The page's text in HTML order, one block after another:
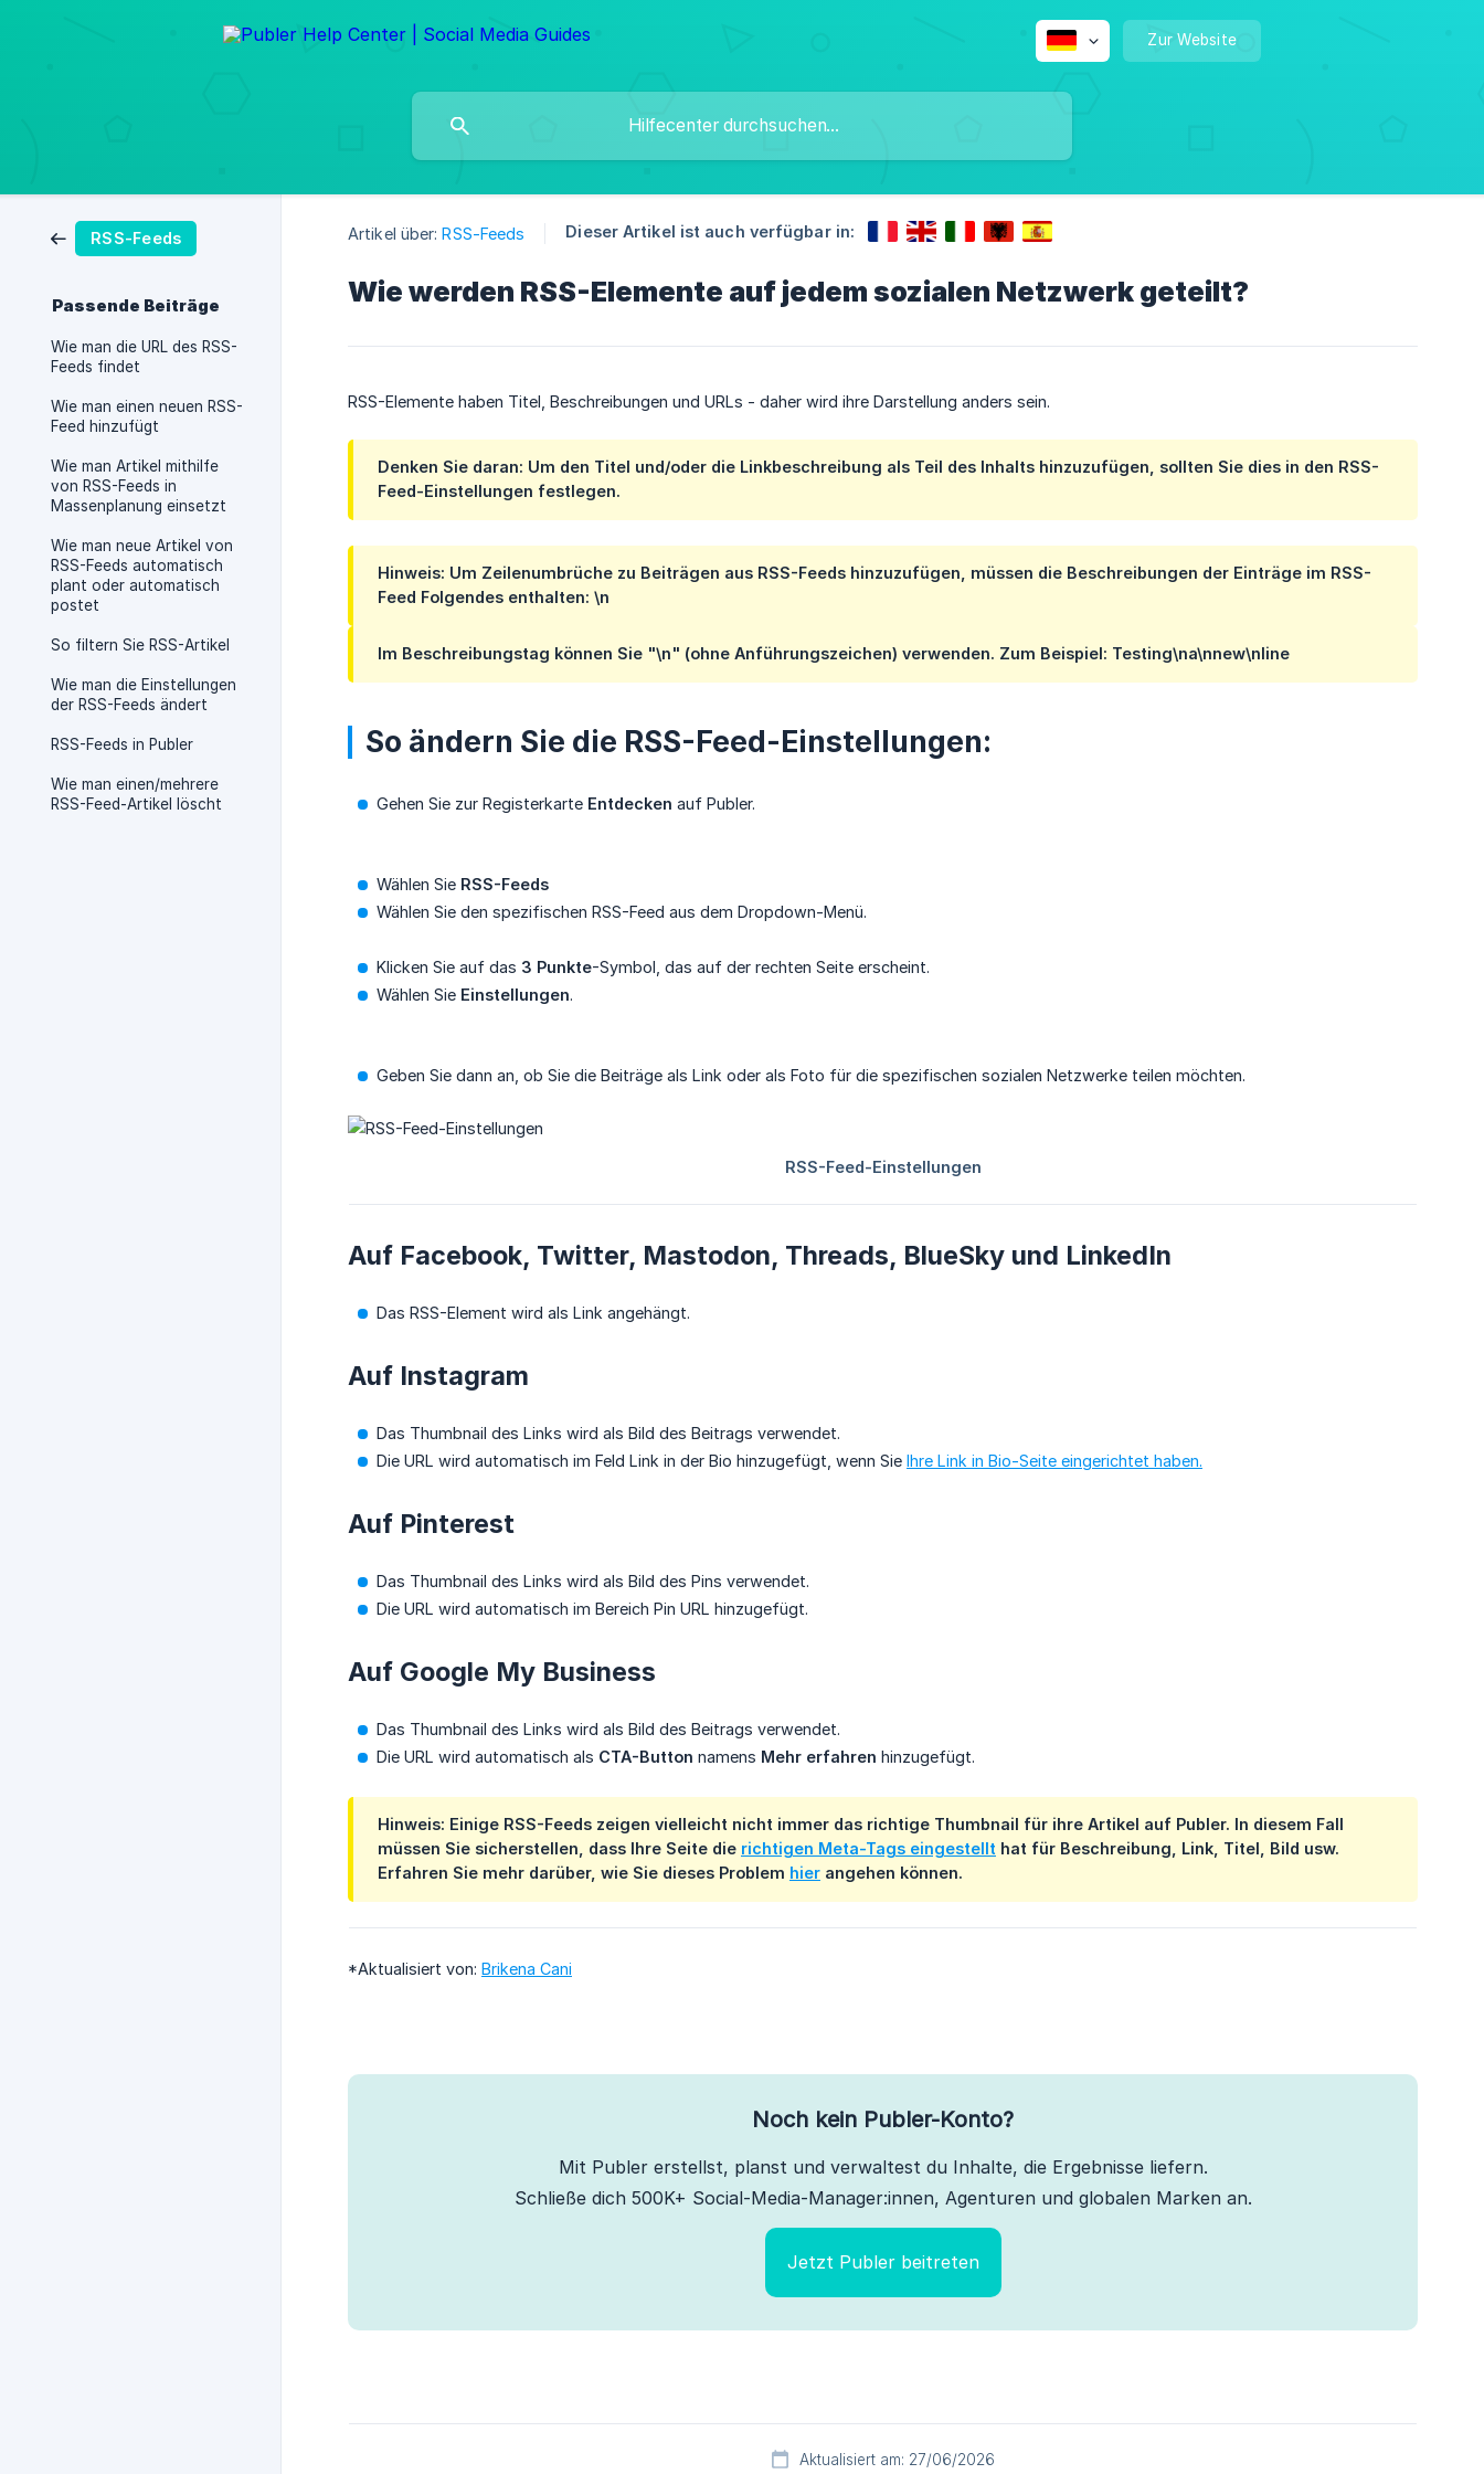
Zur Website
RSS-Feeds
Passende Beiträge
Wie man die URL des RSS-
Feeds findet
Wie man einen neuen RSS-
Feed hinzufügt
Wie man Artikel mithilfe
von RSS-Feeds in
Massenplanung einsetzt
Wie man neue Artikel von
RSS-Feeds automatisch
plant oder automatisch
postet
So filtern Sie RSS-Artikel
Wie man die Einstellungen
der RSS-Feeds ändert
RSS-Feeds in Publer
Wie man einen/mehrere
RSS-Feed-Artikel löscht
Artikel über: RSS-Feeds Dieser Artikel ist auch verfügbar in:
Wie werden RSS-Elemente auf jedem sozialen Netzwerk geteilt?
RSS-Elemente haben Titel, Beschreibungen und URLs - daher wird ihre Darstellung anders sein.
Denken Sie daran: Um den Titel und/oder die Linkbeschreibung als Teil des Inhalts hinzuzufügen, sollten Sie dies in den RSS-
Feed-Einstellungen festlegen.
Hinweis: Um Zeilenumbrüche zu Beiträgen aus RSS-Feeds hinzuzufügen, müssen die Beschreibungen der Einträge im RSS-
Feed Folgendes enthalten: \n
Im Beschreibungstag können Sie "\n" (ohne Anführungszeichen) verwenden. Zum Beispiel: Testing\na\nnew\nline
So ändern Sie die RSS-Feed-Einstellungen:
Gehen Sie zur Registerkarte Entdecken auf Publer.
Wählen Sie RSS-Feeds
Wählen Sie den spezifischen RSS-Feed aus dem Dropdown-Menü.
Klicken Sie auf das 3 Punkte-Symbol, das auf der rechten Seite erscheint.
Wählen Sie Einstellungen.
Geben Sie dann an, ob Sie die Beiträge als Link oder als Foto für die spezifischen sozialen Netzwerke teilen möchten.
Auf Facebook, Twitter, Mastodon, Threads, BlueSky und LinkedIn
Das RSS-Element wird als Link angehängt.
Auf Instagram
Das Thumbnail des Links wird als Bild des Beitrags verwendet.
Die URL wird automatisch im Feld Link in der Bio hinzugefügt, wenn Sie Ihre Link in Bio-Seite eingerichtet haben.
Auf Pinterest
Das Thumbnail des Links wird als Bild des Pins verwendet.
Die URL wird automatisch im Bereich Pin URL hinzugefügt.
Auf Google My Business
Das Thumbnail des Links wird als Bild des Beitrags verwendet.
Die URL wird automatisch als CTA-Button namens Mehr erfahren hinzugefügt.
Hinweis: Einige RSS-Feeds zeigen vielleicht nicht immer das richtige Thumbnail für ihre Artikel auf Publer. In diesem Fall
müssen Sie sicherstellen, dass Ihre Seite die richtigen Meta-Tags eingestellt hat für Beschreibung, Link, Titel, Bild usw.
Erfahren Sie mehr darüber, wie Sie dieses Problem hier angehen können.
*Aktualisiert von: Brikena Cani
Noch kein Publer-Konto?
Mit Publer erstellst, planst und verwaltest du Inhalte, die Ergebnisse liefern.
Schließe dich 500K+ Social-Media-Manager:innen, Agenturen und globalen Marken an.
Jetzt Publer beitreten
Aktualisiert am: 27/06/2026